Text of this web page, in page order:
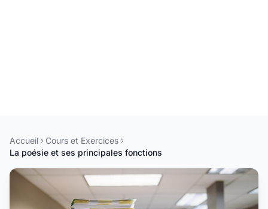
Accueil
Cours et Exercices
La poésie et ses principales fonctions